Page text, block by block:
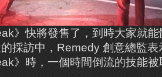
》快將發售了，到時大家就
採訪中，Remedy 創意總監表
》時，一個時間倒流的技能